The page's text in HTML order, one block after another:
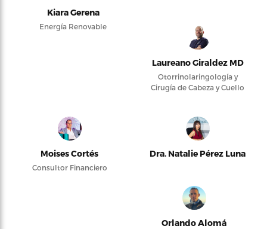
Kiara Gerena
Energía Renovable
Laureano Giraldez MD
Otorrinolaringología y
Cirugía de Cabeza y Cuello
Moises Cortés
Consultor Financiero
Dra. Natalie Pérez Luna
Orlando Alomá